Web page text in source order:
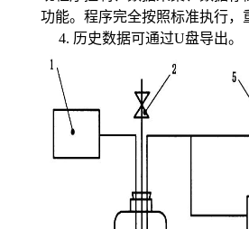
功能。程序完全按照标准执行，
4. 历史数据可通过U盘导出。